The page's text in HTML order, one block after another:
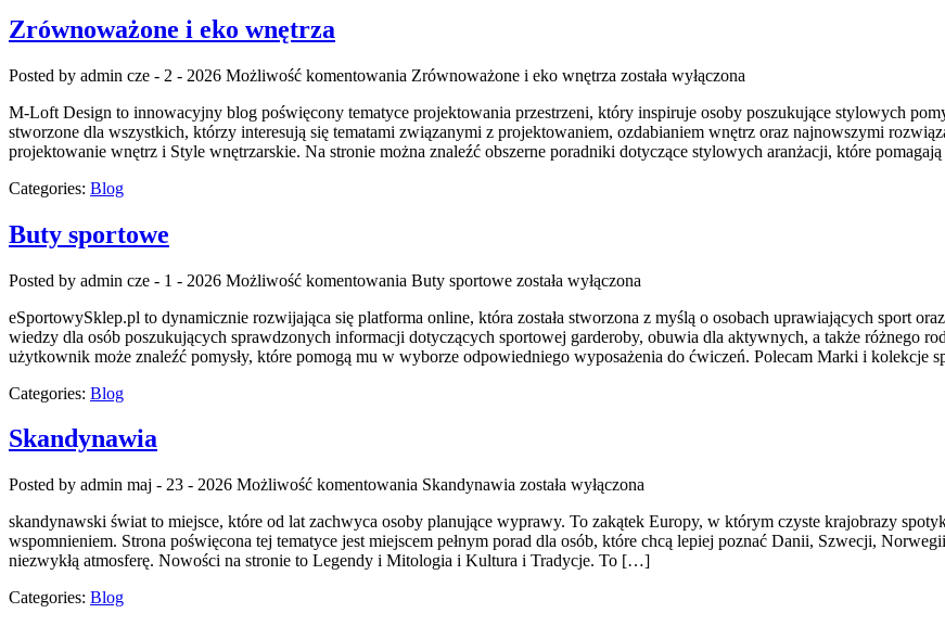
Zrównoważone i eko wnętrza
Posted by admin cze - 2 - 2026 Możliwość komentowania Zrównoważone i eko wnętrza została wyłączona
M-Loft Design to innowacyjny blog poświęcony tematyce projektowania przestrzeni, który inspiruje osoby poszukujące stylowych
stworzone dla wszystkich, którzy interesują się tematami związanymi z projektowaniem, ozdabianiem wnętrz oraz najnowszymi
projektowanie wnętrz i Style wnętrzarskie. Na stronie można znaleźć obszerne poradniki dotyczące stylowych aranżacji, które
Categories: Blog
Buty sportowe
Posted by admin cze - 1 - 2026 Możliwość komentowania Buty sportowe została wyłączona
eSportowySklep.pl to dynamicznie rozwijająca się platforma online, która została stworzona z myślą o osobach uprawiających sport
wiedzy dla osób poszukujących sprawdzonych informacji dotyczących sportowej garderoby, obuwia dla aktywnych, a także różnego
użytkownik może znaleźć pomysły, które pomogą mu w wyborze odpowiedniego wyposażenia do ćwiczeń. Polecam Marki i
Categories: Blog
Skandynawia
Posted by admin maj - 23 - 2026 Możliwość komentowania Skandynawia została wyłączona
skandynawski świat to miejsce, które od lat zachwyca osoby planujące wyprawy. To zakątek Europy, w którym czyste krajobrazy
wspomnieniem. Strona poświęcona tej tematyce jest miejscem pełnym porad dla osób, które chcą lepiej poznać Danii, Szwecji,
niezwykłą atmosferę. Nowości na stronie to Legendy i Mitologia i Kultura i Tradycje. To […]
Categories: Blog